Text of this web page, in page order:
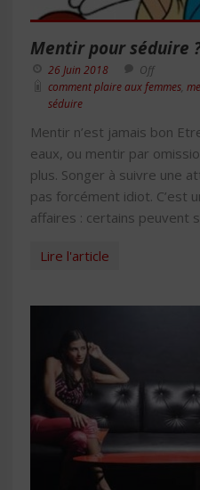
Mentir pour séduire
26 Juin 2018
Off
comment plaire aux femmes
séduire
Mentir n’est jamais bon
eaux, ou mentir par
plus. Songer à suivre une
pas forcément idiot. C’est
affaires : certains peuvent
Lire l'article